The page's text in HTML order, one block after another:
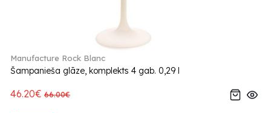
Manufacture Rock Blanc
Šampanieša glāze, komplekts 4 gab. 0,29 l
46.20€ 66.00€